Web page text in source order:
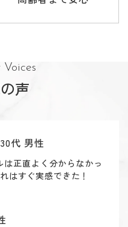
声
30代 男性
は正直よく分からなかっ
はすぐ実感できた！